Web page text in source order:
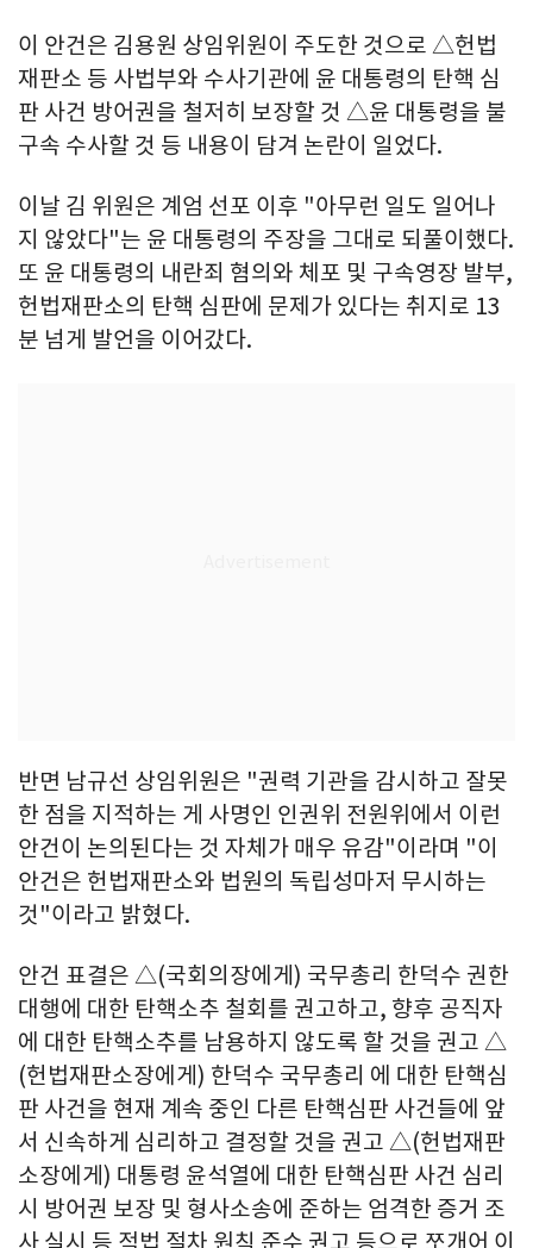
이 안건은 김용원 상임위원이 주도한 것으로 △헌법
재판소 등 사법부와 수사기관에 윤 대통령의 탄핵 심
판 사건 방어권을 철저히 보장할 것 △윤 대통령을 불
구속 수사할 것 등 내용이 담겨 논란이 일었다.
이날 김 위원은 계엄 선포 이후 "아무런 일도 일어나
지 않았다"는 윤 대통령의 주장을 그대로 되풀이했다.
또 윤 대통령의 내란죄 혐의와 체포 및 구속영장 발부,
헌법재판소의 탄핵 심판에 문제가 있다는 취지로 13
분 넘게 발언을 이어갔다.
반면 남규선 상임위원은 "권력 기관을 감시하고 잘못
한 점을 지적하는 게 사명인 인권위 전원위에서 이런
안건이 논의된다는 것 자체가 매우 유감"이라며 "이
안건은 헌법재판소와 법원의 독립성마저 무시하는
것"이라고 밝혔다.
안건 표결은 △(국회의장에게) 국무총리 한덕수 권한
대행에 대한 탄핵소추 철회를 권고하고, 향후 공직자
에 대한 탄핵소추를 남용하지 않도록 할 것을 권고 △
(헌법재판소장에게) 한덕수 국무총리 에 대한 탄핵심
판 사건을 현재 계속 중인 다른 탄핵심판 사건들에 앞
서 신속하게 심리하고 결정할 것을 권고 △(헌법재판
소장에게) 대통령 윤석열에 대한 탄핵심판 사건 심리
시 방어권 보장 및 형사소송에 준하는 엄격한 증거 조
사 실시 등 적법 절차 원칙 준수 권고 등으로 쪼개어 이